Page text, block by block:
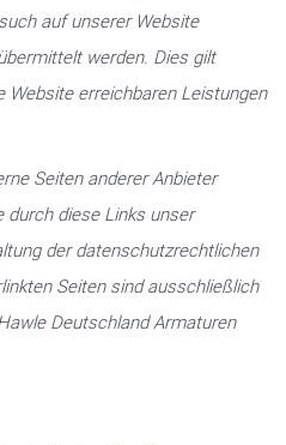
auf unserer Website
werden. Dies gilt
Website erreichbaren Leistungen
Seiten anderer Anbieter
durch diese Links unser
der datenschutzrechtlichen
Seiten sind ausschließlich
Deutschland Armaturen